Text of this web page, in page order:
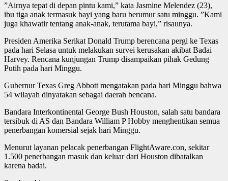
”Airnya tepat di depan pintu kami,” kata Jasmine Melendez (23),
ibu tiga anak termasuk bayi yang baru berumur satu minggu. ”Kami
juga khawatir tentang anak-anak, terutama bayi,” risaunya.
Presiden Amerika Serikat Donald Trump berencana pergi ke Texas
pada hari Selasa untuk melakukan survei kerusakan akibat Badai
Harvey. Rencana kunjungan Trump disampaikan pihak Gedung
Putih pada hari Minggu.
Gubernur Texas Greg Abbott mengatakan pada hari Minggu bahwa
54 wilayah dinyatakan sebagai daerah bencana.
Bandara Interkontinental George Bush Houston, salah satu bandara
tersibuk di AS dan Bandara William P Hobby menghentikan semua
penerbangan komersial sejak hari Minggu.
Menurut layanan pelacak penerbangan FlightAware.con, sekitar
1.500 penerbangan masuk dan keluar dari Houston dibatalkan
karena badai.